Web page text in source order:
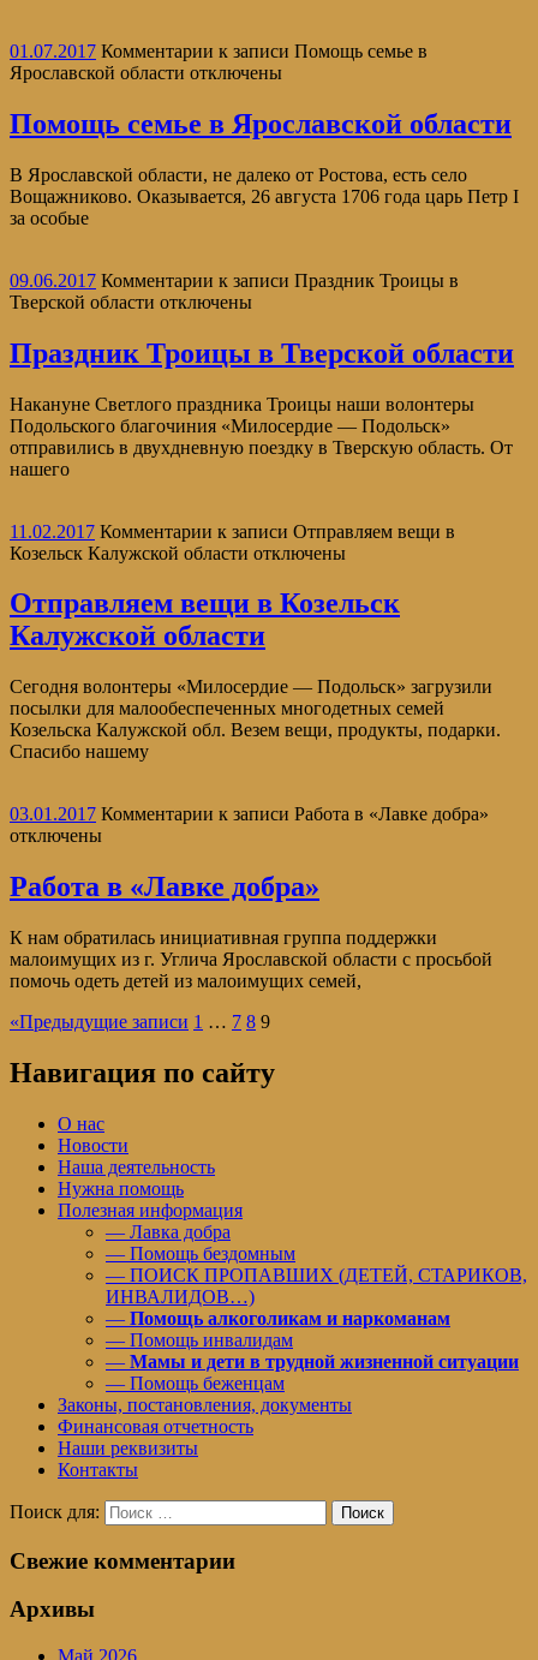
01.07.2017 Комментарии к записи Помощь семье в
Ярославской области отключены
Помощь семье в Ярославской области
В Ярославской области, не далеко от Ростова, есть село
Вощажниково. Оказывается, 26 августа 1706 года царь Петр I
за особые
09.06.2017 Комментарии к записи Праздник Троицы в
Тверской области отключены
Праздник Троицы в Тверской области
Накануне Светлого праздника Троицы наши волонтеры
Подольского благочиния «Милосердие — Подольск»
отправились в двухдневную поездку в Тверскую область. От
нашего
11.02.2017 Комментарии к записи Отправляем вещи в
Козельск Калужской области отключены
Отправляем вещи в Козельск
Калужской области
Сегодня волонтеры «Милосердие — Подольск» загрузили
посылки для малообеспеченных многодетных семей
Козельска Калужской обл. Везем вещи, продукты, подарки.
Спасибо нашему
03.01.2017 Комментарии к записи Работа в «Лавке добра»
отключены
Работа в «Лавке добра»
К нам обратилась инициативная группа поддержки
малоимущих из г. Углича Ярославской области с просьбой
помочь одеть детей из малоимущих семей,
«Предыдущие записи 1 … 7 8 9
Навигация по сайту
О нас
Новости
Наша деятельность
Нужна помощь
Полезная информация
— Лавка добра
— Помощь бездомным
— ПОИСК ПРОПАВШИХ (ДЕТЕЙ, СТАРИКОВ,
ИНВАЛИДОВ…)
— Помощь алкоголикам и наркоманам
— Помощь инвалидам
— Мамы и дети в трудной жизненной ситуации
— Помощь беженцам
Законы, постановления, документы
Финансовая отчетность
Наши реквизиты
Контакты
Поиск для: Поиск
Свежие комментарии
Архивы
Май 2026